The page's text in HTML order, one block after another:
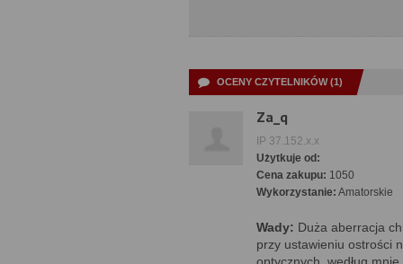
OCENY CZYTELNIKÓW (1)
Za_q
IP 37.152.x.x
Użytkuje od:
Cena zakupu: 1050
Wykorzystanie: Amatorskie
Wady: Duża aberracja
przy ustawieniu ostrości